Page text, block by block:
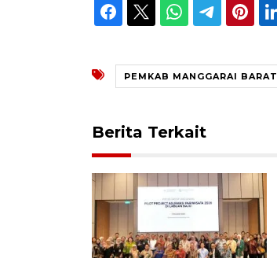
PEMKAB MANGGARAI BARAT
Berita Terkait